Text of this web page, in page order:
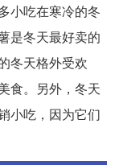
小吃在寒冷的冬
是冬天最好卖的
冬天格外受欢
食。另外，冬天
小吃，因为它们